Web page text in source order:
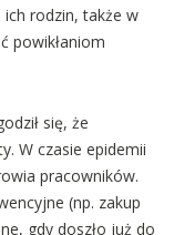
rodzin, także w
powikłaniom
się, że
W czasie epidemii
pracowników.
(np. zakup
gdy doszło już do